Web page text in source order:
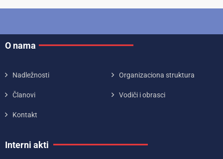
O nama
Nadležnosti Organizaciona struktura
Članovi Vodiči i obrasci
Kontakt
Interni akti